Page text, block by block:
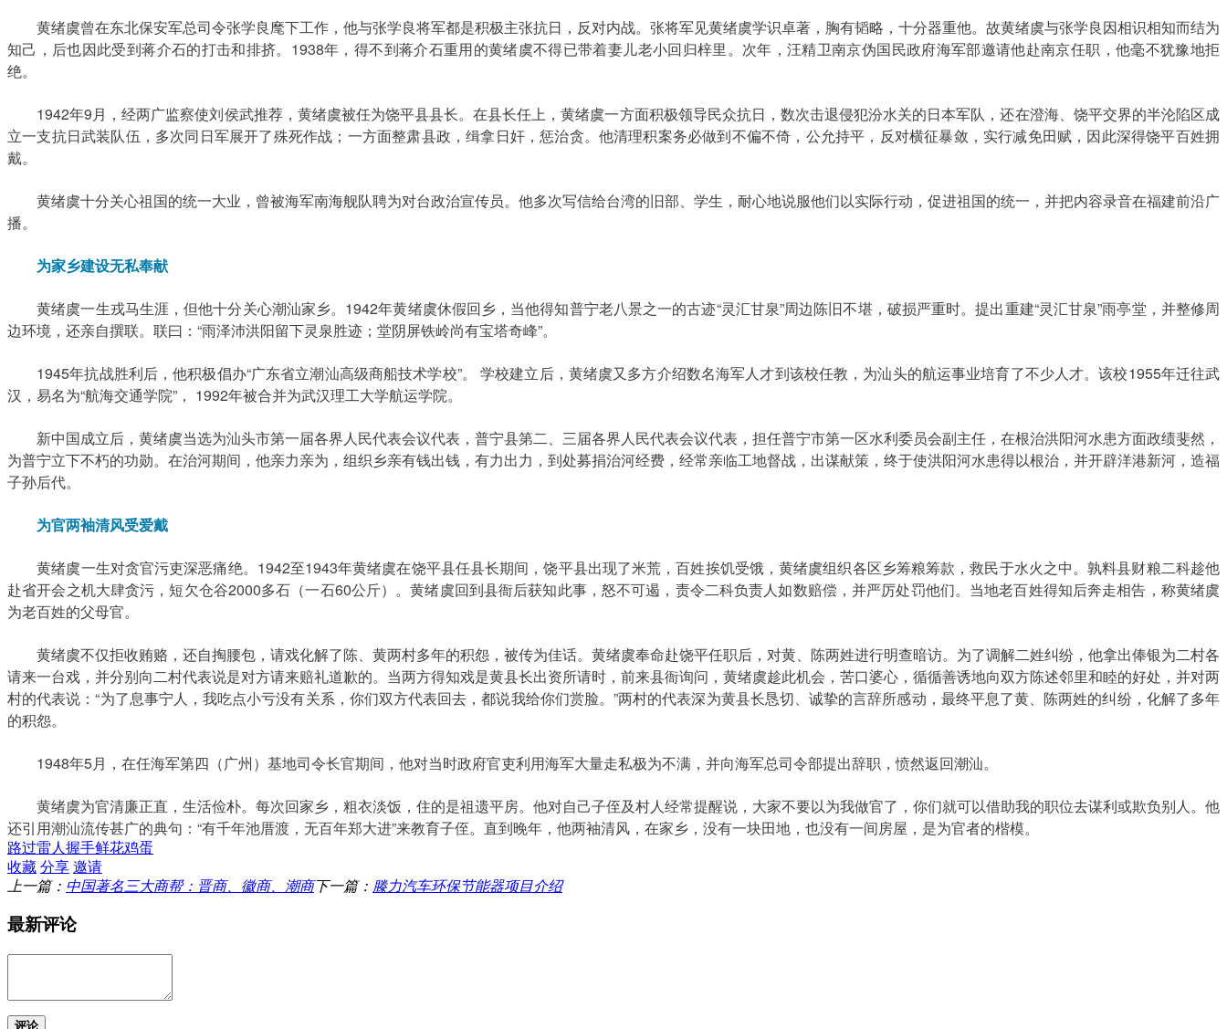
黄绪虞曾在东北保安军总司令张学良麾下工作，他与张学良将军都是积极主张抗日，反对内战。张将军见黄绪虞学识卓著，胸有韬略，十分器重他。故黄绪虞与张学良因相识相知而结为
知己，后也因此受到蒋介石的打击和排挤。1938年，得不到蒋介石重用的黄绪虞不得已带着妻儿老小回归梓里。次年，汪精卫南京伪国民政府海军部邀请他赴南京任职，他毫不犹豫地拒
绝。
1942年9月，经两广监察使刘侯武推荐，黄绪虞被任为饶平县县长。在县长任上，黄绪虞一方面积极领导民众抗日，数次击退侵犯汾水关的日本军队，还在澄海、饶平交界的半沦陷区成
立一支抗日武装队伍，多次同日军展开了殊死作战；一方面整肃县政，缉拿日奸，惩治贪。他清理积案务必做到不偏不倚，公允持平，反对横征暴敛，实行减免田赋，因此深得饶平百姓拥
戴。
黄绪虞十分关心祖国的统一大业，曾被海军南海舰队聘为对台政治宣传员。他多次写信给台湾的旧部、学生，耐心地说服他们以实际行动，促进祖国的统一，并把内容录音在福建前沿广
播。
为家乡建设无私奉献
黄绪虞一生戎马生涯，但他十分关心潮汕家乡。1942年黄绪虞休假回乡，当他得知普宁老八景之一的古迹“灵汇甘泉”周边陈旧不堪，破损严重时。提出重建“灵汇甘泉”雨亭堂，并整修周
边环境，还亲自撰联。联曰：“雨泽沛洪阳留下灵泉胜迹；堂阴屏铁岭尚有宝塔奇峰”。
1945年抗战胜利后，他积极倡办“广东省立潮汕高级商船技术学校”。 学校建立后，黄绪虞又多方介绍数名海军人才到该校任教，为汕头的航运事业培育了不少人才。该校1955年迁往武
汉，易名为“航海交通学院”， 1992年被合并为武汉理工大学航运学院。
新中国成立后，黄绪虞当选为汕头市第一届各界人民代表会议代表，普宁县第二、三届各界人民代表会议代表，担任普宁市第一区水利委员会副主任，在根治洪阳河水患方面政绩斐然，
为普宁立下不朽的功勋。在治河期间，他亲力亲为，组织乡亲有钱出钱，有力出力，到处募捐治河经费，经常亲临工地督战，出谋献策，终于使洪阳河水患得以根治，并开辟洋港新河，造福
子孙后代。
为官两袖清风受爱戴
黄绪虞一生对贪官污吏深恶痛绝。1942至1943年黄绪虞在饶平县任县长期间，饶平县出现了米荒，百姓挨饥受饿，黄绪虞组织各区乡筹粮筹款，救民于水火之中。孰料县财粮二科趁他
赴省开会之机大肆贪污，短欠仓谷2000多石（一石60公斤）。黄绪虞回到县衙后获知此事，怒不可遏，责令二科负责人如数赔偿，并严厉处罚他们。当地老百姓得知后奔走相告，称黄绪虞
为老百姓的父母官。
黄绪虞不仅拒收贿赂，还自掏腰包，请戏化解了陈、黄两村多年的积怨，被传为佳话。黄绪虞奉命赴饶平任职后，对黄、陈两姓进行明查暗访。为了调解二姓纠纷，他拿出俸银为二村各
请来一台戏，并分别向二村代表说是对方请来赔礼道歉的。当两方得知戏是黄县长出资所请时，前来县衙询问，黄绪虞趁此机会，苦口婆心，循循善诱地向双方陈述邻里和睦的好处，并对两
村的代表说：“为了息事宁人，我吃点小亏没有关系，你们双方代表回去，都说我给你们赏脸。”两村的代表深为黄县长恳切、诚挚的言辞所感动，最终平息了黄、陈两姓的纠纷，化解了多年
的积怨。
1948年5月，在任海军第四（广州）基地司令长官期间，他对当时政府官吏利用海军大量走私极为不满，并向海军总司令部提出辞职，愤然返回潮汕。
黄绪虞为官清廉正直，生活俭朴。每次回家乡，粗衣淡饭，住的是祖遗平房。他对自己子侄及村人经常提醒说，大家不要以为我做官了，你们就可以借助我的职位去谋利或欺负别人。他
还引用潮汕流传甚广的典句：“有千年池厝渡，无百年郑大进”来教育子侄。直到晚年，他两袖清风，在家乡，没有一块田地，也没有一间房屋，是为官者的楷模。
路过雷人 握手鲜花鸡蛋
收藏 分享 邀请
上一篇： 中国著名三大商帮：晋商、徽商、潮商下一篇： 滕力汽车环保节能器项目介绍
最新评论
评论